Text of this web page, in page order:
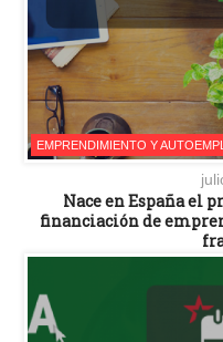
EMPRENDIMIENTO Y
Nace en España el
financiación de